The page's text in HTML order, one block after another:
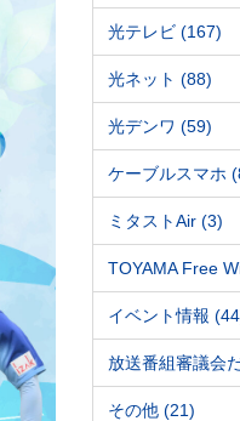
光テレビ (167)
光ネット (88)
光デンワ (59)
ケーブルスマホ
ミタストAir (3)
TOYAMA Free
イベント情報
放送番組審議会
その他 (21)